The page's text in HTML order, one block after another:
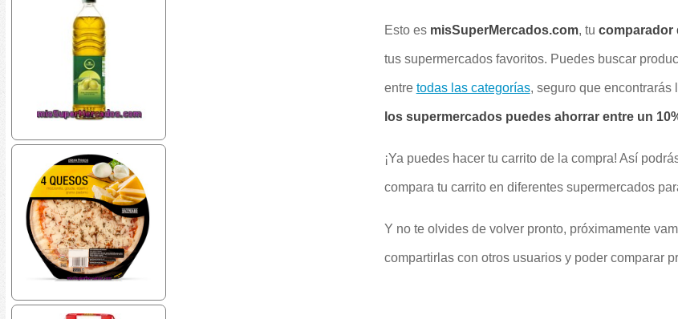
Esto es misSuperMercados.com, tu comparador
tus supermercados favoritos. Puedes buscar
entre todas las categorías, seguro que encontrarás
los supermercados puedes ahorrar entre un
¡Ya puedes hacer tu carrito de la compra! Así
compara tu carrito en diferentes supermercados
Y no te olvides de volver pronto, próximamente
compartirlas con otros usuarios y poder comparar